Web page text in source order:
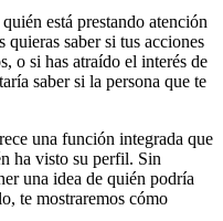
está prestando atención
saber si tus acciones
o si has atraído el interés de
saber si la persona que te
una función integrada que
ha visto su perfil. Sin
una idea de quién podría
te mostraremos cómo